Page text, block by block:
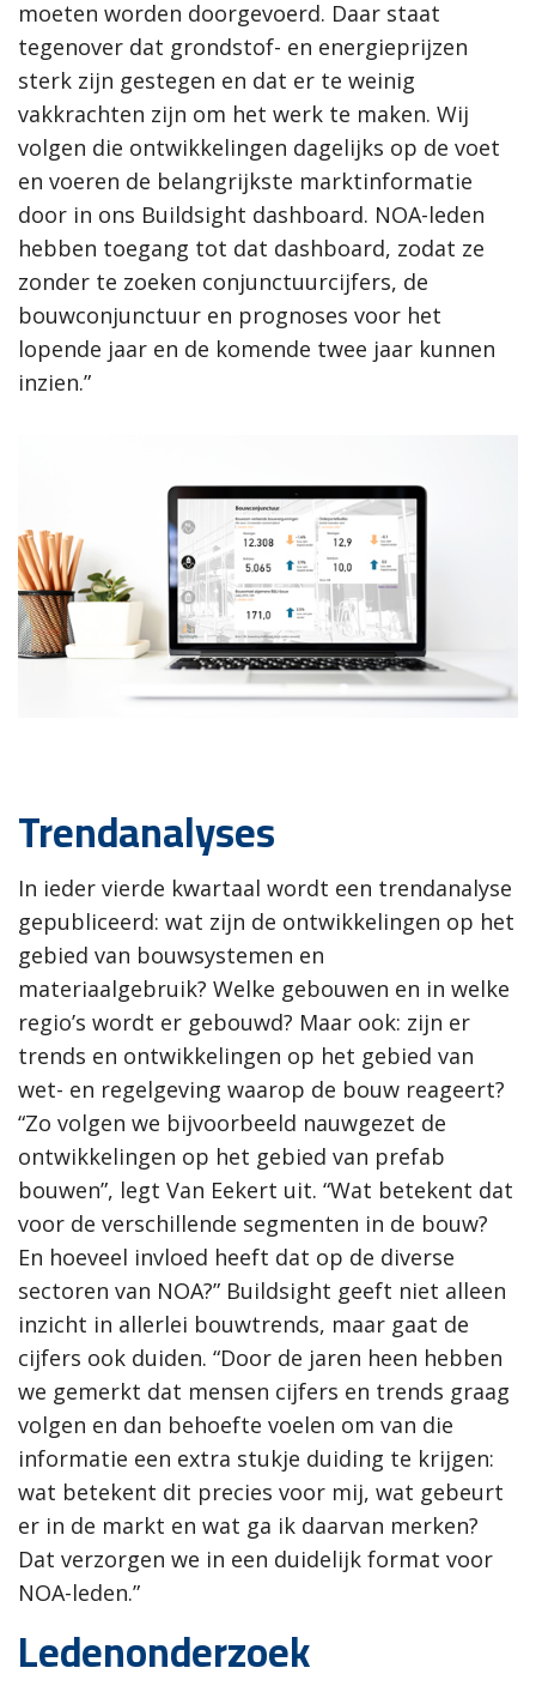
moeten worden doorgevoerd. Daar staat
tegenover dat grondstof- en energieprijzen
sterk zijn gestegen en dat er te weinig
vakkrachten zijn om het werk te maken. Wij
volgen die ontwikkelingen dagelijks op de voet
en voeren de belangrijkste marktinformatie
door in ons Buildsight dashboard. NOA-leden
hebben toegang tot dat dashboard, zodat ze
zonder te zoeken conjunctuurcijfers, de
bouwconjunctuur en prognoses voor het
lopende jaar en de komende twee jaar kunnen
inzien.”
Trendanalyses
In ieder vierde kwartaal wordt een trendanalyse
gepubliceerd: wat zijn de ontwikkelingen op het
gebied van bouwsystemen en
materiaalgebruik? Welke gebouwen en in welke
regio’s wordt er gebouwd? Maar ook: zijn er
trends en ontwikkelingen op het gebied van
wet- en regelgeving waarop de bouw reageert?
“Zo volgen we bijvoorbeeld nauwgezet de
ontwikkelingen op het gebied van prefab
bouwen”, legt Van Eekert uit. “Wat betekent dat
voor de verschillende segmenten in de bouw?
En hoeveel invloed heeft dat op de diverse
sectoren van NOA?” Buildsight geeft niet alleen
inzicht in allerlei bouwtrends, maar gaat de
cijfers ook duiden. “Door de jaren heen hebben
we gemerkt dat mensen cijfers en trends graag
volgen en dan behoefte voelen om van die
informatie een extra stukje duiding te krijgen:
wat betekent dit precies voor mij, wat gebeurt
er in de markt en wat ga ik daarvan merken?
Dat verzorgen we in een duidelijk format voor
NOA-leden.”
Ledenonderzoek